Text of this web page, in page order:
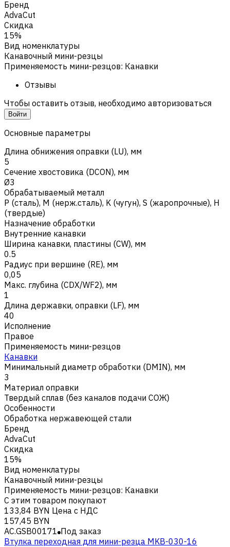
Бренд
AdvaCut
Скидка
15%
Вид номенклатуры
Канавочный мини-резцы
Применяемость мини-резцов: Канавки
Отзывы
Чтобы оставить отзыв, необходимо авторизоваться
Войти
Основные параметры
Длина обнижения оправки (LU), мм
5
Сечение хвостовика (DCON), мм
Ø3
Обрабатываемый металл
Р (сталь), M (нерж.сталь), K (чугун), S (жаропрочные), H
(твердые)
Назначение обработки
Внутренние канавки
Ширина канавки, пластины (CW), мм
0.5
Радиус при вершине (RE), мм
0,05
Макс. глубина (CDX/WF2), мм
1
Длина державки, оправки (LF), мм
40
Исполнение
Правое
Применяемость мини-резцов
Канавки
Минимальный диаметр обработки (DMIN), мм
3
Материал оправки
Твердый сплав (без каналов подачи СОЖ)
Особенности
Обработка нержавеющей стали
Бренд
AdvaCut
Скидка
15%
Вид номенклатуры
Канавочный мини-резцы
Применяемость мини-резцов: Канавки
С этим товаром покупают
133,84 BYN Цена с НДС
157,45 BYN
AC.GSB00171 Под заказ
Втулка переходная для мини-резца MKB-030-16